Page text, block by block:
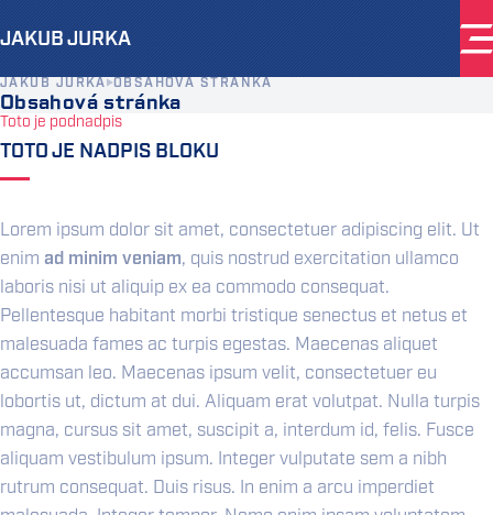
JAKUB JURKA
Obsahová stránka
JAKUB JURKA OBSAHOVÁ STRÁNKA
Toto je podnadpis
TOTO JE NADPIS BLOKU
Lorem ipsum dolor sit amet, consectetuer adipiscing elit. Ut
enim ad minim veniam, quis nostrud exercitation ullamco
laboris nisi ut aliquip ex ea commodo consequat.
Pellentesque habitant morbi tristique senectus et netus et
malesuada fames ac turpis egestas. Maecenas aliquet
accumsan leo. Maecenas ipsum velit, consectetuer eu
lobortis ut, dictum at dui. Aliquam erat volutpat. Nulla turpis
magna, cursus sit amet, suscipit a, interdum id, felis. Fusce
aliquam vestibulum ipsum. Integer vulputate sem a nibh
rutrum consequat. Duis risus. In enim a arcu imperdiet